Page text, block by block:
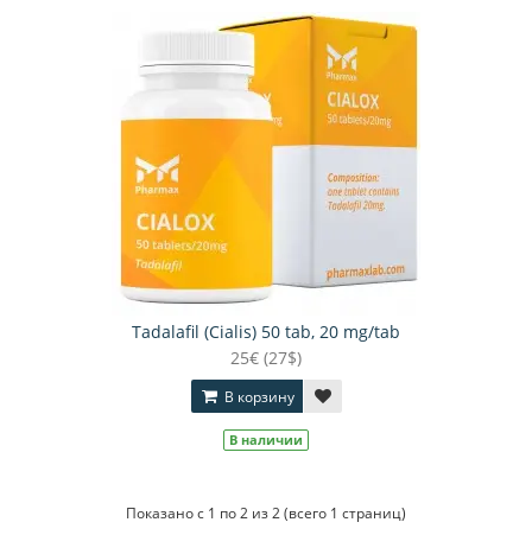
Tadalafil (Cialis) 50 tab, 20 mg/tab
25€ (27$)
В корзину
В наличии
Показано с 1 по 2 из 2 (всего 1 страниц)